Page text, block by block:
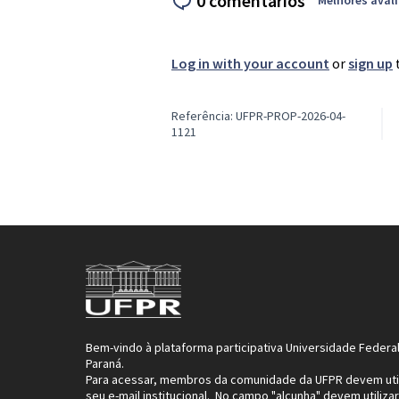
Log in with your account orsign up
Referência: UFPR-PROP-2026-04-
1121
Bem-vindo à plataforma participativa Universidade
Paraná.
Para acessar, membros da comunidade da UFPR devem
seu e-mail institucional. No campo "alcunha" devem utilizar